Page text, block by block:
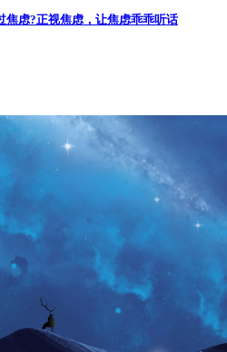
焦虑?正视焦虑，让焦虑乖乖听话